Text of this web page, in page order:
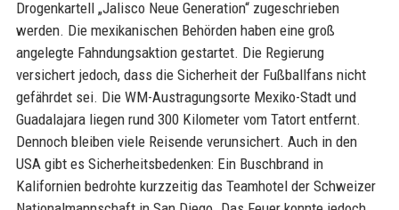
Drogenkartell „Jalisco Neue Generation“ zugeschrieben
werden. Die mexikanischen Behörden haben eine groß
angelegte Fahndungsaktion gestartet. Die Regierung
versichert jedoch, dass die Sicherheit der Fußballfans nicht
gefährdet sei. Die WM-Austragungsorte Mexiko-Stadt und
Guadalajara liegen rund 300 Kilometer vom Tatort entfernt.
Dennoch bleiben viele Reisende verunsichert. Auch in den
USA gibt es Sicherheitsbedenken: Ein Buschbrand in
Kalifornien bedrohte kurzzeitig das Teamhotel der Schweizer